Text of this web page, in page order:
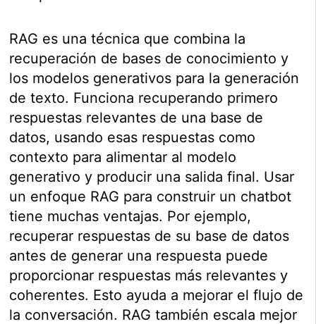
RAG es una técnica que combina la
recuperación de bases de conocimiento y
los modelos generativos para la generación
de texto. Funciona recuperando primero
respuestas relevantes de una base de
datos, usando esas respuestas como
contexto para alimentar al modelo
generativo y producir una salida final. Usar
un enfoque RAG para construir un chatbot
tiene muchas ventajas. Por ejemplo,
recuperar respuestas de su base de datos
antes de generar una respuesta puede
proporcionar respuestas más relevantes y
coherentes. Esto ayuda a mejorar el flujo de
la conversación. RAG también escala mejor